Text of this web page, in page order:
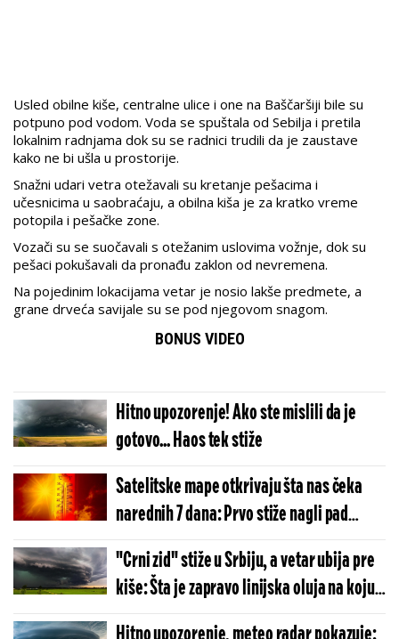
Usled obilne kiše, centralne ulice i one na Baščaršiji bile su
potpuno pod vodom. Voda se spuštala od Sebilja i pretila
lokalnim radnjama dok su se radnici trudili da je zaustave
kako ne bi ušla u prostorije.
Snažni udari vetra otežavali su kretanje pešacima i
učesnicima u saobraćaju, a obilna kiša je za kratko vreme
potopila i pešačke zone.
Vozači su se suočavali s otežanim uslovima vožnje, dok su
pešaci pokušavali da pronađu zaklon od nevremena.
Na pojedinim lokacijama vetar je nosio lakše predmete, a
grane drveća savijale su se pod njegovom snagom.
BONUS VIDEO
Hitno upozorenje! Ako ste mislili da je
gotovo... Haos tek stiže
Satelitske mape otkrivaju šta nas čeka
narednih 7 dana: Prvo stiže nagli pad
temperature i potop, a evo kog dana se
vraća afrički pakao
"Crni zid" stiže u Srbiju, a vetar ubija pre
kiše: Šta je zapravo linijska oluja na koju
RHMZ hitno upozorava i kada tačno udara